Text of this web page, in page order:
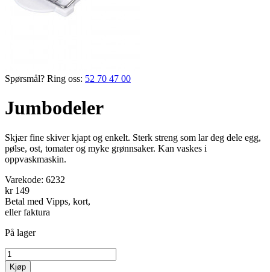
Spørsmål? Ring oss: 52 70 47 00
Jumbodeler
Skjær fine skiver kjapt og enkelt. Sterk streng som lar deg dele egg,
pølse, ost, tomater og myke grønnsaker. Kan vaskes i
oppvaskmaskin.
Varekode: 6232
kr 149
Betal med Vipps, kort,
eller faktura
På lager
Kjøp